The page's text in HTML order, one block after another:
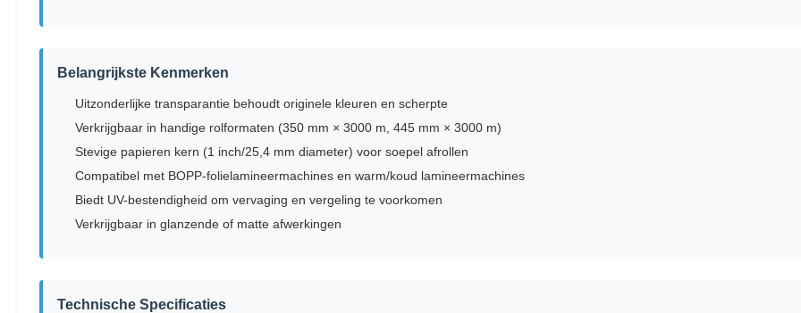
Belangrijkste Kenmerken
Uitzonderlijke transparantie behoudt originele kleuren en scherpte
Verkrijgbaar in handige rolformaten (350 mm × 3000 m, 445 mm × 3000 m)
Stevige papieren kern (1 inch/25,4 mm diameter) voor soepel afrollen
Compatibel met BOPP-folielamineermachines en warm/koud lamineermachines
Biedt UV-bestendigheid om vervaging en vergeling te voorkomen
Verkrijgbaar in glanzende of matte afwerkingen
Technische Specificaties